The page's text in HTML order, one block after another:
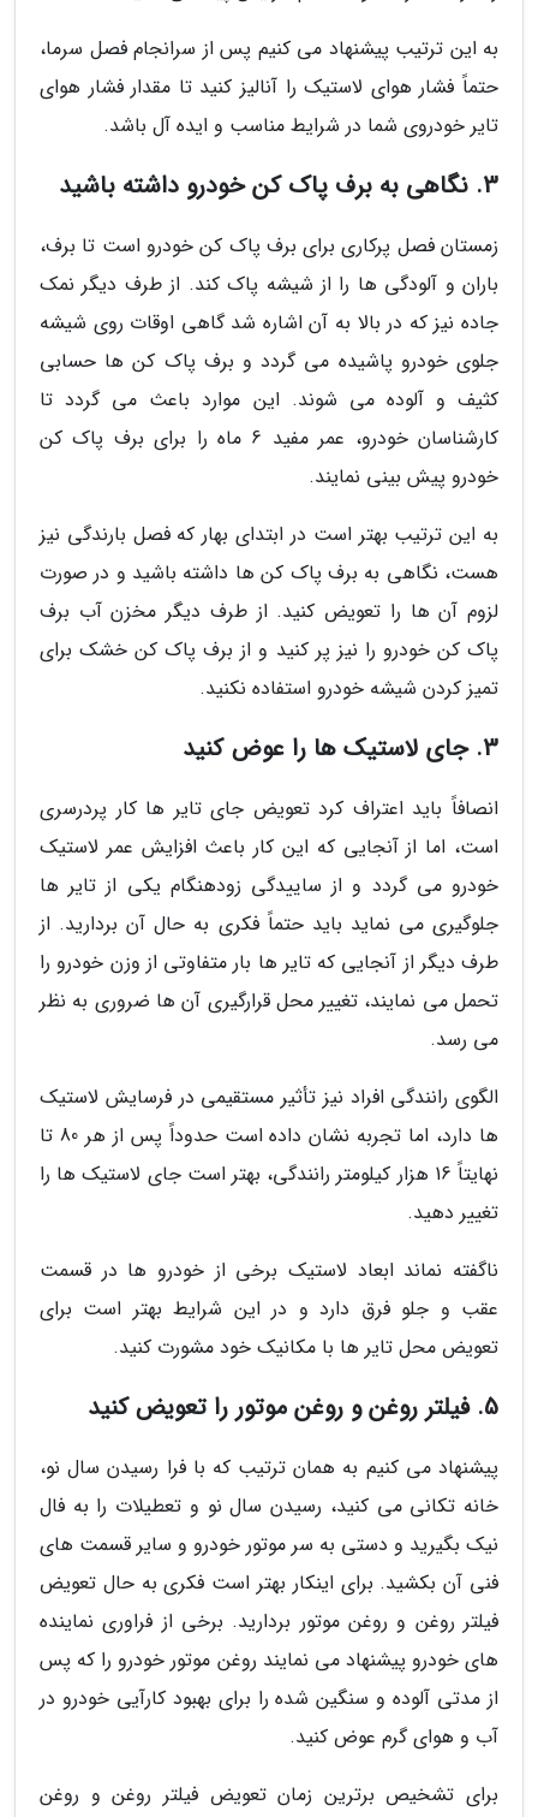
به این ترتیب پیشنهاد می کنیم پس از سرانجام فصل سرما،
حتماً فشار هوای لاستیک را آنالیز کنید تا مقدار فشار هوای
تایر خودروی شما در شرایط مناسب و ایده آل باشد.
3. نگاهی به برف پاک کن خودرو داشته باشید
زمستان فصل پرکاری برای برف پاک کن خودرو است تا برف،
باران و آلودگی ها را از شیشه پاک کند. از طرف دیگر نمک
جاده نیز که در بالا به آن اشاره شد گاهی اوقات روی شیشه
جلوی خودرو پاشیده می گردد و برف پاک کن ها حسابی
کثیف و آلوده می شوند. این موارد باعث می گردد تا
کارشناسان خودرو، عمر مفید 6 ماه را برای برف پاک کن
خودرو پیش بینی نمایند.
به این ترتیب بهتر است در ابتدای بهار که فصل بارندگی نیز
هست، نگاهی به برف پاک کن ها داشته باشید و در صورت
لزوم آن ها را تعویض کنید. از طرف دیگر مخزن آب برف
پاک کن خودرو را نیز پر کنید و از برف پاک کن خشک برای
تمیز کردن شیشه خودرو استفاده نکنید.
3. جای لاستیک ها را عوض کنید
انصافاً باید اعتراف کرد تعویض جای تایر ها کار پردرسری
است، اما از آنجایی که این کار باعث افزایش عمر لاستیک
خودرو می گردد و از ساییدگی زودهنگام یکی از تایر ها
جلوگیری می نماید باید حتماً فکری به حال آن بردارید. از
طرف دیگر از آنجایی که تایر ها بار متفاوتی از وزن خودرو را
تحمل می نمایند، تغییر محل قرارگیری آن ها ضروری به نظر
می رسد.
الگوی رانندگی افراد نیز تأثیر مستقیمی در فرسایش لاستیک
ها دارد، اما تجربه نشان داده است حدوداً پس از هر 80 تا
نهایتاً 16 هزار کیلومتر رانندگی، بهتر است جای لاستیک ها را
تغییر دهید.
ناگفته نماند ابعاد لاستیک برخی از خودرو ها در قسمت
عقب و جلو فرق دارد و در این شرایط بهتر است برای
تعویض محل تایر ها با مکانیک خود مشورت کنید.
5. فیلتر روغن و روغن موتور را تعویض کنید
پیشنهاد می کنیم به همان ترتیب که با فرا رسیدن سال نو،
خانه تکانی می کنید، رسیدن سال نو و تعطیلات را به فال
نیک بگیرید و دستی به سر موتور خودرو و سایر قسمت های
فنی آن بکشید. برای اینکار بهتر است فکری به حال تعویض
فیلتر روغن و روغن موتور بردارید. برخی از فراوری نماینده
های خودرو پیشنهاد می نمایند روغن موتور خودرو را که پس
از مدتی آلوده و سنگین شده را برای بهبود کارآیی خودرو در
آب و هوای گرم عوض کنید.
برای تشخیص برترین زمان تعویض فیلتر روغن و روغن